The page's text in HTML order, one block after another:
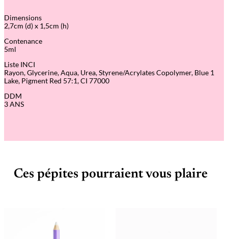
Dimensions
2,7cm (d) x 1,5cm (h)
Contenance
5ml
Liste INCI
Rayon, Glycerine, Aqua, Urea, Styrene/Acrylates Copolymer, Blue 1
Lake, Pigment Red 57:1, CI 77000
DDM
3 ANS
Ces pépites pourraient vous plaire